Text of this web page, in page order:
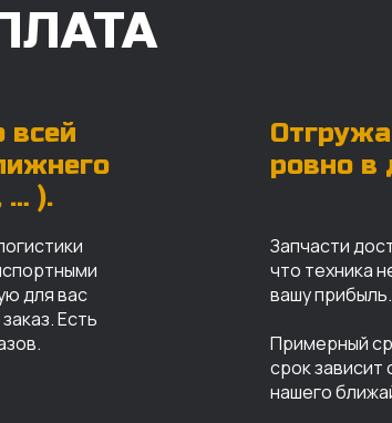
всей
… ).
ровно в
для вас
Есть
Запчасти
что техника
вашу прибыль.
Примерный
срок зависит
нашего